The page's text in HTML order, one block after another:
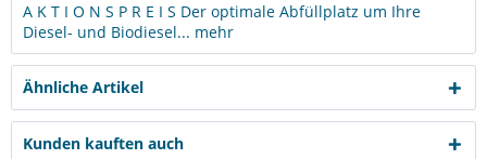
A K T I O N S P R E I S Der optimale Abfüllplatz um Ihre
Diesel- und Biodiesel... mehr
Ähnliche Artikel
Kunden kauften auch